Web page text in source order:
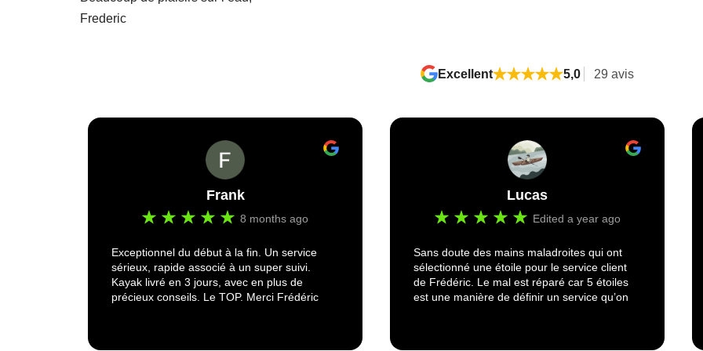
Frederic
Excellent 5,0 29 avis
Frank
8 months ago
Exceptionnel du début à la fin. Un service
sérieux, rapide associé à un super suivi.
Kayak livré en 3 jours, avec en plus de
précieux conseils. Le TOP. Merci Frédéric
Lucas
Edited a year ago
Sans doute des mains maladroites qui ont
sélectionné une étoile pour le service client
de Frédéric. Le mal est réparé car 5 étoiles
est une manière de définir un service qu’on